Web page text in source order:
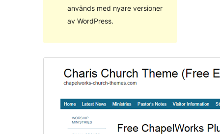
används med nyare versioner
av WordPress.